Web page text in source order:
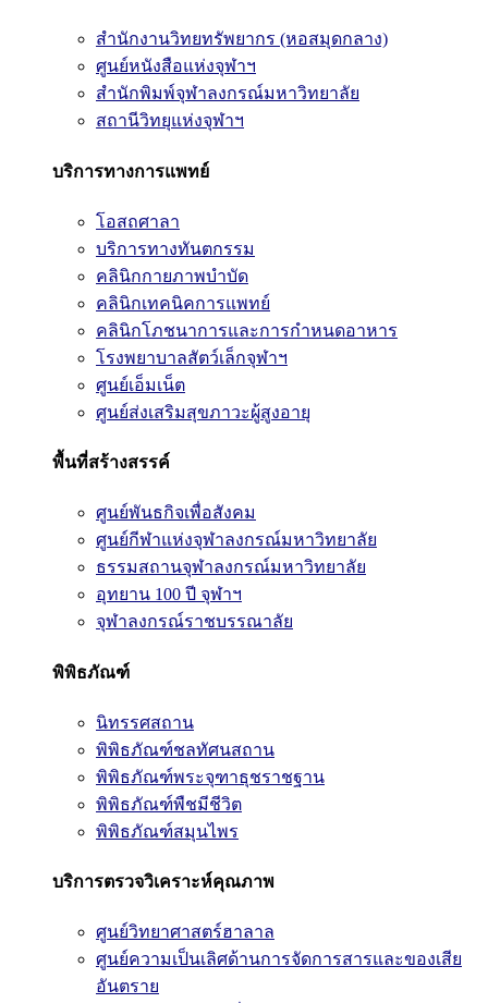
สำนักงานวิทยทรัพยากร (หอสมุดกลาง)
ศูนย์หนังสือแห่งจุฬาฯ
สำนักพิมพ์จุฬาลงกรณ์มหาวิทยาลัย
สถานีวิทยุแห่งจุฬาฯ
บริการทางการแพทย์
โอสถศาลา
บริการทางทันตกรรม
คลินิกกายภาพบำบัด
คลินิกเทคนิคการแพทย์
คลินิกโภชนาการและการกำหนดอาหาร
โรงพยาบาลสัตว์เล็กจุฬาฯ
ศูนย์เอ็มเน็ต
ศูนย์ส่งเสริมสุขภาวะผู้สูงอายุ
พื้นที่สร้างสรรค์
ศูนย์พันธกิจเพื่อสังคม
ศูนย์กีฬาแห่งจุฬาลงกรณ์มหาวิทยาลัย
ธรรมสถานจุฬาลงกรณ์มหาวิทยาลัย
อุทยาน 100 ปี จุฬาฯ
จุฬาลงกรณ์ราชบรรณาลัย
พิพิธภัณฑ์
นิทรรศสถาน
พิพิธภัณฑ์ชลทัศนสถาน
พิพิธภัณฑ์พระจุฑาธุชราชฐาน
พิพิธภัณฑ์พืชมีชีวิต
พิพิธภัณฑ์สมุนไพร
บริการตรวจวิเคราะห์คุณภาพ
ศูนย์วิทยาศาสตร์ฮาลาล
ศูนย์ความเป็นเลิศด้านการจัดการสารและของเสีย
อันตราย